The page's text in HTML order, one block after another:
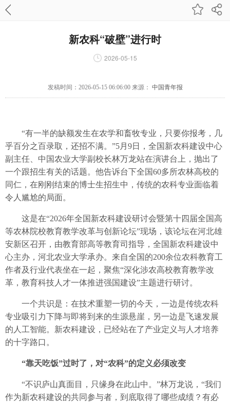
新农科“破壁”进行时
2026-05-15
发稿时间：2026-05-15 06:06:00 来源： 中国青年报
“有一半的缺额发生在农学和畜牧专业，只要你报考，几
乎百分之百录取，还招不满。”5月9日，全国新农科建设中心
副主任、中国农业大学副校长林万龙站在演讲台上，抛出了
一个跟招生有关的话题。他告诉台下全国60多所农林高校的
同仁，在刚刚结束的博士生招生中，传统的农科专业面临着
令人尴尬的局面。
这是在“2026年全国新农科建设研讨会暨第十四届全国高
等农林院校教育教学改革与创新论坛”现场，该论坛在河北雄
安新区召开，由教育部高等教育司指导，全国新农科建设中
心主办，河北农业大学承办。来自全国的200余位农科教育工
作者及行业代表坐在一起，聚焦“深化涉农高校教育教学改
革，教育科技人才一体推进强国建设”主题进行研讨。
一个共识是：在技术重塑一切的今天，一边是传统农科
专业吸引力下降与即将到来的生源悬崖，另一边是飞速发展
的人工智能。新农科建设，已经站在了产业定义与人才培养
的十字路口。
“靠天吃饭”过时了，对“农科”的定义必须改变
“不识庐山真面目，只缘身在此山中。”林万龙说，“我们
作为新农科建设的共同参与者，到底取得了哪些成绩？有必